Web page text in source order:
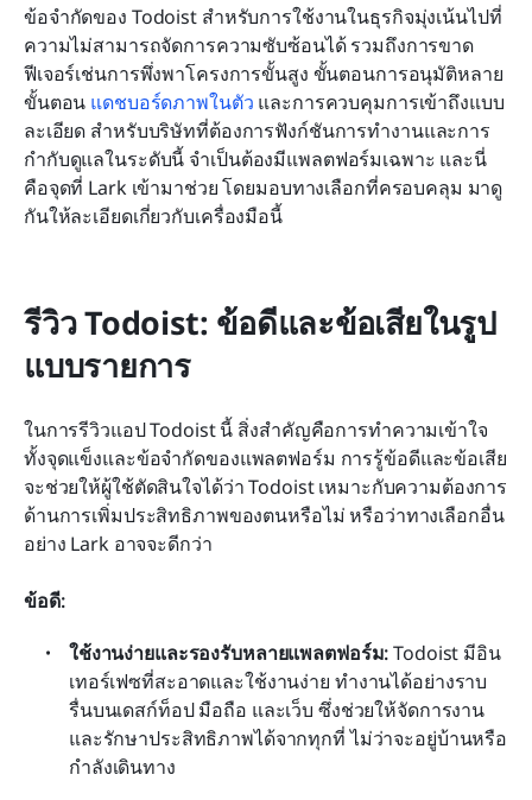
ข้อจำกัดของ Todoist สำหรับการใช้งานในธุรกิจมุ่งเน้นไปที่
ความไม่สามารถจัดการความซับซ้อนได้ รวมถึงการขาด
ฟีเจอร์เช่นการพึ่งพาโครงการขั้นสูง ขั้นตอนการอนุมัติหลาย
ขั้นตอน แดชบอร์ดภาพในตัว และการควบคุมการเข้าถึงแบบ
ละเอียด สำหรับบริษัทที่ต้องการฟังก์ชันการทำงานและการ
กำกับดูแลในระดับนี้ จำเป็นต้องมีแพลตฟอร์มเฉพาะ และนี่
คือจุดที่ Lark เข้ามาช่วย โดยมอบทางเลือกที่ครอบคลุม มาดู
กันให้ละเอียดเกี่ยวกับเครื่องมือนี้
รีวิว Todoist: ข้อดีและข้อเสียในรูป
แบบรายการ
ในการรีวิวแอป Todoist นี้ สิ่งสำคัญคือการทำความเข้าใจ
ทั้งจุดแข็งและข้อจำกัดของแพลตฟอร์ม การรู้ข้อดีและข้อเสีย
จะช่วยให้ผู้ใช้ตัดสินใจได้ว่า Todoist เหมาะกับความต้องการ
ด้านการเพิ่มประสิทธิภาพของตนหรือไม่ หรือว่าทางเลือกอื่น
อย่าง Lark อาจจะดีกว่า
ข้อดี:
ใช้งานง่ายและรองรับหลายแพลตฟอร์ม: Todoist มีอิน
เทอร์เฟซที่สะอาดและใช้งานง่าย ทำงานได้อย่างราบ
รื่นบนเดสก์ท็อป มือถือ และเว็บ ซึ่งช่วยให้จัดการงาน
และรักษาประสิทธิภาพได้จากทุกที่ ไม่ว่าจะอยู่บ้านหรือ
กำลังเดินทาง